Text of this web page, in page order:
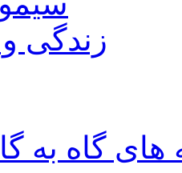
زندگی
های گاه به